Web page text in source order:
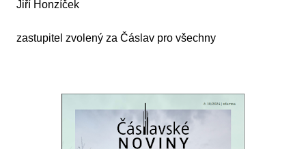
Jiří Honzíček
zastupitel zvolený za Čáslav pro všechny